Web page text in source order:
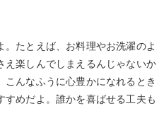
たとえば、お料理やお洗濯のよ
え楽しんでしまえるんじゃないか
んなふうに心豊かになれるとき
すめだよ。誰かを喜ばせる工夫も